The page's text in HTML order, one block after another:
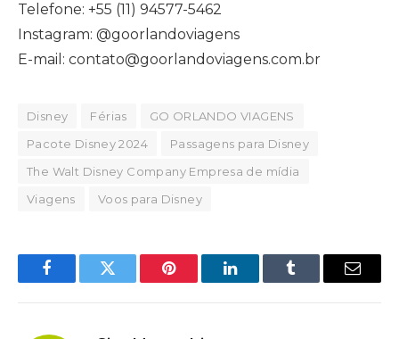
Telefone: +55 (11) 94577-5462
Instagram: @goorlandoviagens
E-mail: contato@goorlandoviagens.com.br
Disney Férias
GO ORLANDO VIAGENS
Pacote Disney 2024
Passagens para Disney
The Walt Disney Company Empresa de mídia
Viagens
Voos para Disney
FacebookTwitter Pinterest LinkedInTumblr Email